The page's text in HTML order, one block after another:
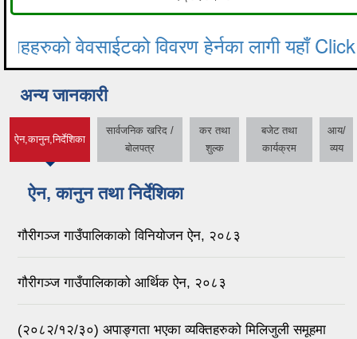
अन्य जानकारी
ऐन,कानुन,निर्देशिका
(active tab)
सार्वजनिक खरिद /
बोलपत्र
कर तथा
शुल्क
बजेट तथा
कार्यक्रम
आय/
व्यय
ऐन, कानुन तथा निर्देशिका
गौरीगञ्ज गाउँपालिकाको विनियोजन ऐन, २०८३
गौरीगञ्ज गाउँपालिकाको आर्थिक ऐन, २०८३
(२०८२/१२/३०) अपाङ्गता भएका व्यक्तिहरुको मिलिजुली समूहमा